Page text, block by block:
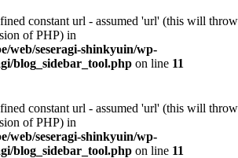
constant url - assumed 'url' (this will throw
of PHP) in
web/seseragi-shinkyuin/wp-
blog_sidebar_tool.php on line 11
constant url - assumed 'url' (this will throw
of PHP) in
web/seseragi-shinkyuin/wp-
blog_sidebar_tool.php on line 11